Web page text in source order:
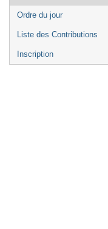
de
l'événement
Ordre du jour
Liste des Contributions
Inscription